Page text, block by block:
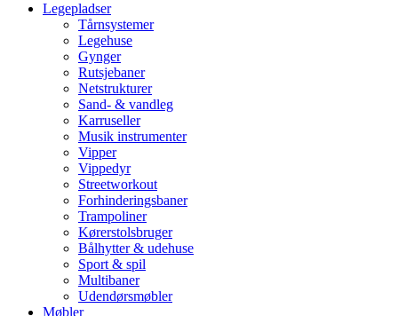
Legepladser
Tårnsystemer
Legehuse
Gynger
Rutsjebaner
Netstrukturer
Sand- & vandleg
Karruseller
Musik instrumenter
Vipper
Vippedyr
Streetworkout
Forhinderingsbaner
Trampoliner
Kørerstolsbruger
Bålhytter & udehuse
Sport & spil
Multibaner
Udendørsmøbler
Møbler